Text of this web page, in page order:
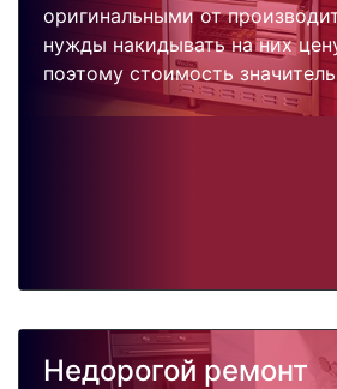
оригинальными от
нужды накидывать на них
поэтому стоимость
Недорогой ремонт